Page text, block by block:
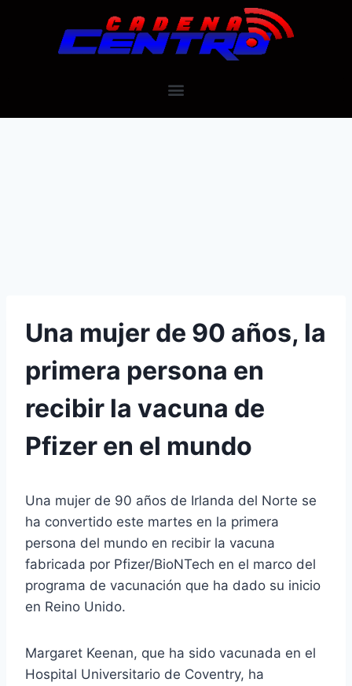
Una mujer de 90 años, la
primera persona en
recibir la vacuna de
Pfizer en el mundo
Una mujer de 90 años de Irlanda del Norte se
ha convertido este martes en la primera
persona del mundo en recibir la vacuna
fabricada por Pfizer/BioNTech en el marco del
programa de vacunación que ha dado su inicio
en Reino Unido.
Margaret Keenan, que ha sido vacunada en el
Hospital Universitario de Coventry, ha